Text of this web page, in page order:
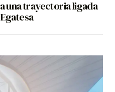
una trayectoria ligada